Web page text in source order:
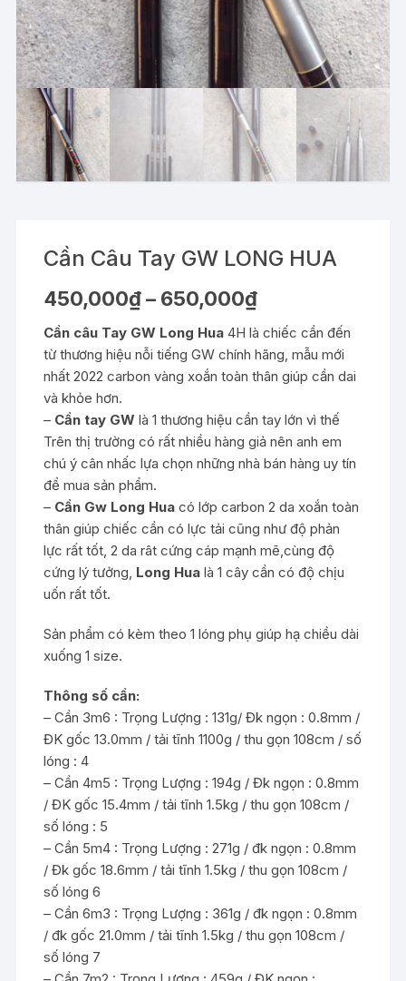
Cần Câu Tay GW LONG HUA
450,000₫ – 650,000₫Khoảng
450,000₫
đến
650,000₫
Cần câu Tay GW Long Hua 4H là chiếc cần đến
từ thương hiệu nỗi tiếng GW chính hãng, mẫu mới
nhất 2022 carbon vàng xoắn toàn thân giúp cần dai
và khỏe hơn.
– Cần tay GW là 1 thương hiệu cần tay lớn vì thế
Trên thị trường có rất nhiều hàng giả nên anh em
chú ý cân nhấc lựa chọn những nhà bán hàng uy tín
để mua sản phẩm.
– Cần Gw Long Hua có lớp carbon 2 da xoắn toàn
thân giúp chiếc cần có lực tải cũng như độ phản
lực rất tốt, 2 da rât cứng cáp mạnh mẽ,cùng độ
cứng lý tưởng, Long Hua là 1 cây cần có độ chịu
uốn rất tốt.
Sản phẩm có kèm theo 1 lóng phụ giúp hạ chiều dài
xuống 1 size.
Thông số cần:
– Cần 3m6 : Trọng Lượng : 131g/ Đk ngọn : 0.8mm /
ĐK gốc 13.0mm / tải tĩnh 1100g / thu gọn 108cm / số
lóng : 4
– Cần 4m5 : Trọng Lượng : 194g / Đk ngọn : 0.8mm
/ ĐK gốc 15.4mm / tải tĩnh 1.5kg / thu gọn 108cm /
số lóng : 5
– Cần 5m4 : Trọng Lượng : 271g / đk ngọn : 0.8mm
/ Đk gốc 18.6mm / tải tĩnh 1.5kg / thu gọn 108cm /
số lóng 6
– Cần 6m3 : Trọng Lượng : 361g / đk ngọn : 0.8mm
/ đk gốc 21.0mm / tải tĩnh 1.5kg / thu gọn 108cm /
số lóng 7